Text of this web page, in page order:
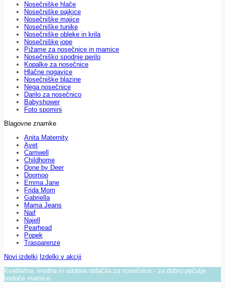
Nosečniške hlače
Nosečniške pajkice
Nosečniške majice
Nosečniške tunike
Nosečniške obleke in krila
Nosečniške jope
Pižame za nosečnice in mamice
Nosečniško spodnje perilo
Kopalke za nosečnice
Hlačne nogavice
Nosečniške blazine
Nega nosečnice
Darilo za nosečnico
Babyshower
Foto spomini
Blagovne znamke
Anita Maternity
Avet
Carriwell
Childhome
Done by Deer
Doomoo
Emma Jane
Frida Mom
Gabriella
Mama Jeans
Naif
Najell
Pearhead
Popek
Trasparenze
Novi izdelki Izdelki v akciji
Kvalitetna, modna in udobna oblačila za nosečnice - za dobro počutje
bodoče mamice.